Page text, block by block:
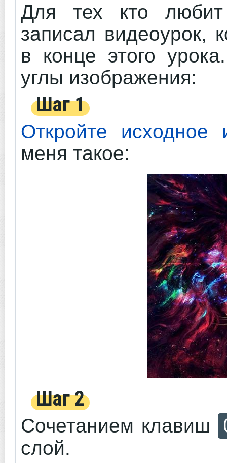
Для тех кто
записал видеоурок,
в конце этого
углы изображения:
Шаг 1
Откройте исходное
меня такое:
Шаг 2
Сочетанием клавиш
слой.